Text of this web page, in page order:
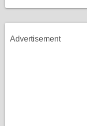
Advertisement